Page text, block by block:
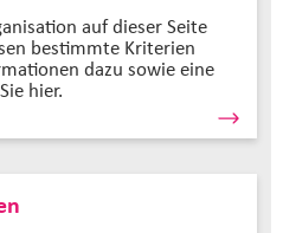
auf dieser Seite
bestimmte Kriterien
dazu sowie eine
hier.